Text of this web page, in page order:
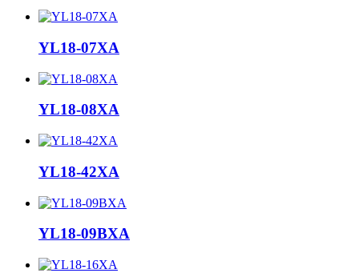
YL18-07XA
YL18-08XA
YL18-42XA
YL18-09BXA